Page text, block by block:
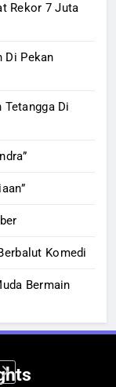
Rekor 7 Juta
Di Pekan
Tetangga Di
Komedi
Bermain